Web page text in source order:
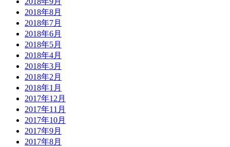
2018年8月
2018年7月
2018年6月
2018年5月
2018年4月
2018年3月
2018年2月
2018年1月
2017年12月
2017年11月
2017年10月
2017年9月
2017年8月